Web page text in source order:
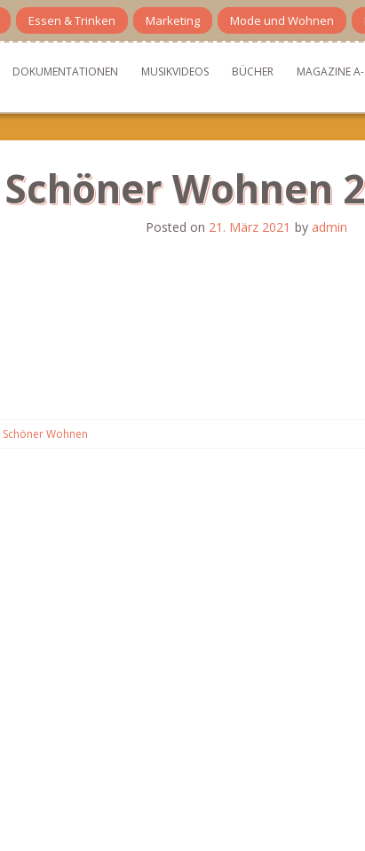
Essen & Trinken Marketing Mode und Wohnen
DOKUMENTATIONEN MUSIKVIDEOS BÜCHER MAGAZINE
Schöner Wohnen
Posted on 21. März 2021 by admin
Schöner Wohnen